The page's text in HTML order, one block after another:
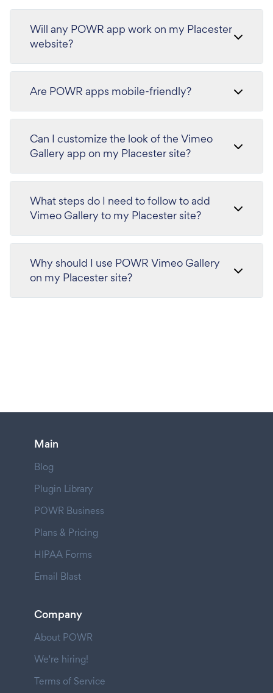
Will any POWR app work on my Placester
website?
Are POWR apps mobile-friendly?
Can I customize the look of the Vimeo
Gallery app on my Placester site?
What steps do I need to follow to add
Vimeo Gallery to my Placester site?
Why should I use POWR Vimeo Gallery
on my Placester site?
Main
Blog
Plugin Library
POWR Business
Plans & Pricing
HIPAA Forms
Email Blast
Company
About POWR
We're hiring!
Terms of Service